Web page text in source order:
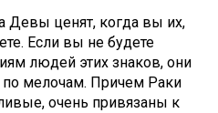
Девы ценят, когда вы их,
Если вы не будете
людей этих знаков, они
мелочам. Причем Раки
очень привязаны к